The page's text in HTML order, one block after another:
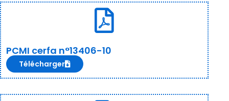
PCMI cerfa n°13406-10
Télécharger